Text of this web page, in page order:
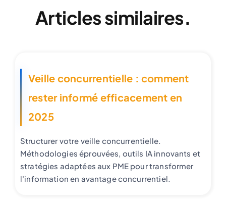
Articles similaires.
Veille concurrentielle : comment
rester informé efficacement en
2025
Structurer votre veille concurrentielle.
Méthodologies éprouvées, outils IA innovants et
stratégies adaptées aux PME pour transformer
l'information en avantage concurrentiel.